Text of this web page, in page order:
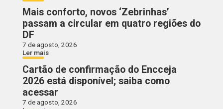
Mais conforto, novos ‘Zebrinhas’
passam a circular em quatro regiões do
DF
7 de agosto, 2026
Ler mais
Cartão de confirmação do Encceja
2026 está disponível; saiba como
acessar
7 de agosto, 2026